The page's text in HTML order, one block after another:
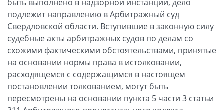
быть выполнено в надзорной инстанции, дело
подлежит направлению в Арбитражный суд
Свердловской области. Вступившие в законную силу
судебные акты арбитражных судов по делам со
схожими фактическими обстоятельствами, принятые
на основании нормы права в истолковании,
расходящемся с содержащимся в настоящем
постановлении толкованием, могут быть
пересмотрены на основании пункта 5 части 3 статьи